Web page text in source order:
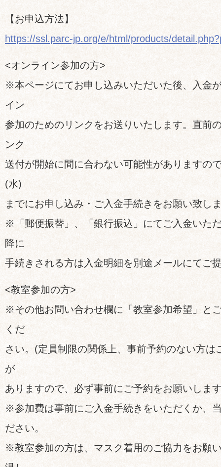
【お申込方法】
https://ssl.parc-jp.org/e/html/products/
<オンライン参加の方>
※本ページにてお申し込みいただいた後、入金
イン
参加のためのリンクをお送りいたします。直前
ンク
送付が開始に間に合わない可能性がありますの
(水)
までにお申し込み・ご入金手続きをお願い致し
※「郵便振替」、「銀行振込」にてご入金いた
降に
手続きされる方は入金明細を別途メールにてご
<教室参加の方>
※その他お問い合わせ欄に「教室参加希望」と
くだ
さい。(定員制限の関係上、事前予約のない方は
が
ありますので、必ず事前にご予約をお願いしま
※参加費は事前にご入金手続きをいただくか、
ださい。
※教室参加の方は、マスク着用のご協力をお願